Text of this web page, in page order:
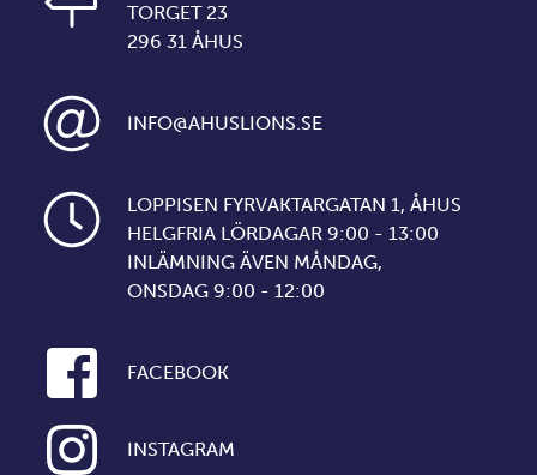
TORGET 23
296 31 ÅHUS
INFO@AHUSLIONS.SE
LOPPISEN FYRVAKTARGATAN 1, ÅHUS
HELGFRIA LÖRDAGAR 9:00 - 13:00
INLÄMNING ÄVEN MÅNDAG,
ONSDAG 9:00 - 12:00
FACEBOOK
INSTAGRAM